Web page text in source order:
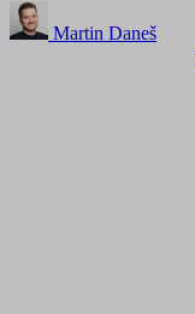
Martin Daneš